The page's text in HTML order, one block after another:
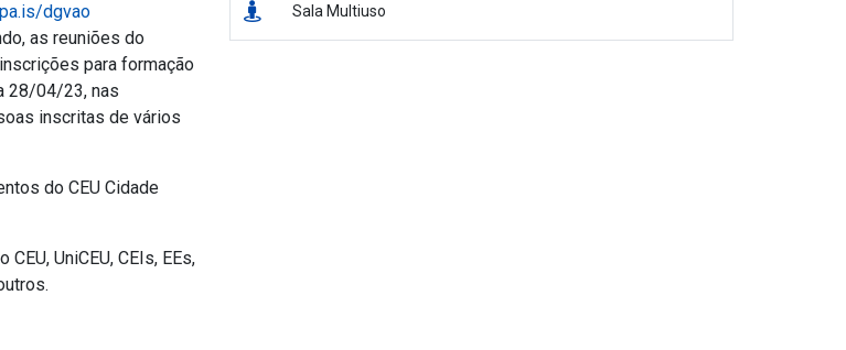
dgvao
as reuniões do
para formação
28/04/23, nas
inscritas de vários
do CEU Cidade
UniCEU, CEIs, EEs,
Sala Multiuso